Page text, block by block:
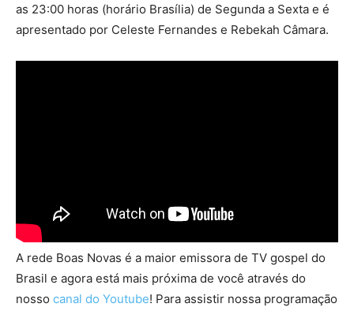
as 23:00 horas (horário Brasília) de Segunda a Sexta e é
apresentado por Celeste Fernandes e Rebekah Câmara.
A rede Boas Novas é a maior emissora de TV gospel do
Brasil e agora está mais próxima de você através do
nosso canal do Youtube! Para assistir nossa programação